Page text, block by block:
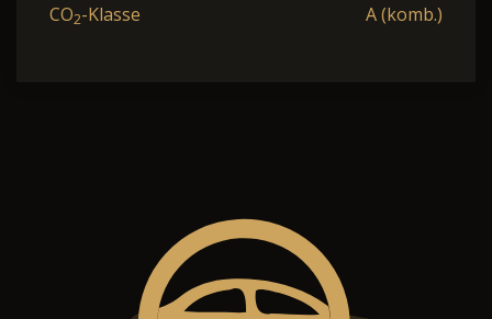
CO2-Klasse A (komb.)